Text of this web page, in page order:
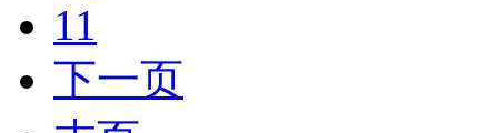
11
下一页